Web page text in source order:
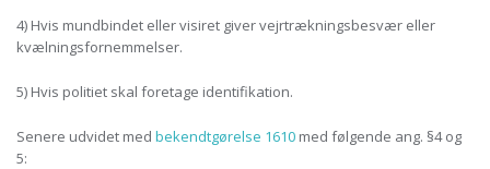
4) Hvis mundbindet eller visiret giver vejrtrækningsbesvær eller
kvælningsfornemmelser.
5) Hvis politiet skal foretage identifikation.
Senere udvidet med bekendtgørelse 1610 med følgende ang. §4 og
5: